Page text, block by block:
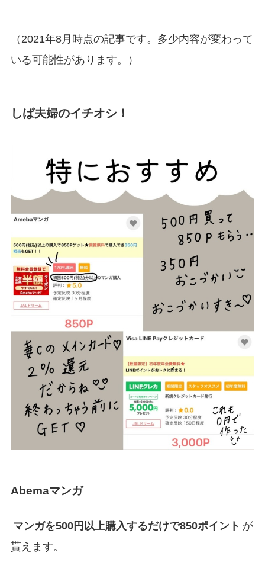
（2021年8月時点の記事です。多少内容が変わって
いる可能性があります。）
しば夫婦のイチオシ！
Abemaマンガ
マンガを500円以上購入するだけで850ポイント が
貰えます。